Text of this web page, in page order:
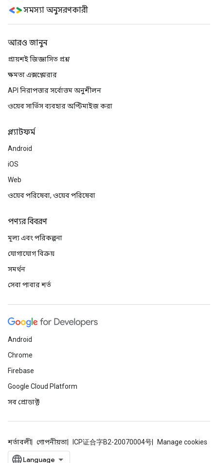
সমস্যা অনুসরণকারী
আরও জানুন
প্রায়শই জিজ্ঞাসিত প্রশ্ন
ক্ষমতা এক্সপ্লোরার
API নিরাপত্তার সর্বোত্তম অনুশীলন
ওয়েব সার্ভিস ব্যবহার অপ্টিমাইজ করা
প্ল্যাটফর্ম
Android
iOS
Web
ওয়েব পরিষেবা, ওয়েব পরিষেবা
পণ্যর বিবরণ
মূল্য এবং পরিকল্পনা
যোগাযোগ বিক্রয়
সমর্থন
সেবা পাবার শর্ত
Android
Chrome
Firebase
Google Cloud Platform
সব প্রোডাক্ট
শর্তাবলী গোপনীয়তা ICP证合字B2-20070004号 Manage cookies